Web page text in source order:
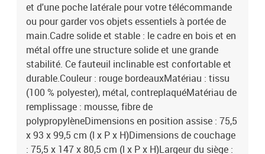
et d'une poche latérale pour votre télécommande
ou pour garder vos objets essentiels à portée de
main.Cadre solide et stable : le cadre en bois et en
métal offre une structure solide et une grande
stabilité. Ce fauteuil inclinable est confortable et
durable.Couleur : rouge bordeauxMatériau : tissu
(100 % polyester), métal, contreplaquéMatériau de
remplissage : mousse, fibre de
polypropylèneDimensions en position assise : 75,5
x 93 x 99,5 cm (l x P x H)Dimensions de couchage
: 75,5 x 147 x 80,5 cm (l x P x H)Largeur du siège :